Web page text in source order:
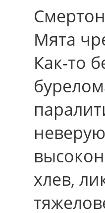
Мята
Как-то
хлев,